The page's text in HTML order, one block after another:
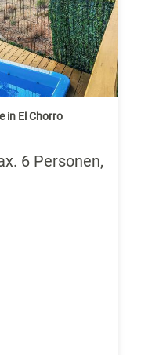
in El Chorro
6 Personen,